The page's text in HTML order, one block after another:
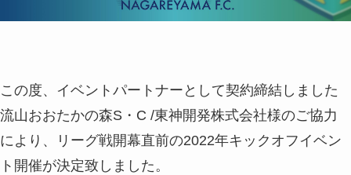
この度、イベントパートナーとして契約締結しました
流山おおたかの森S・C /東神開発株式会社様のご協力
により、リーグ戦開幕直前の2022年キックオフイベン
ト開催が決定致しました。